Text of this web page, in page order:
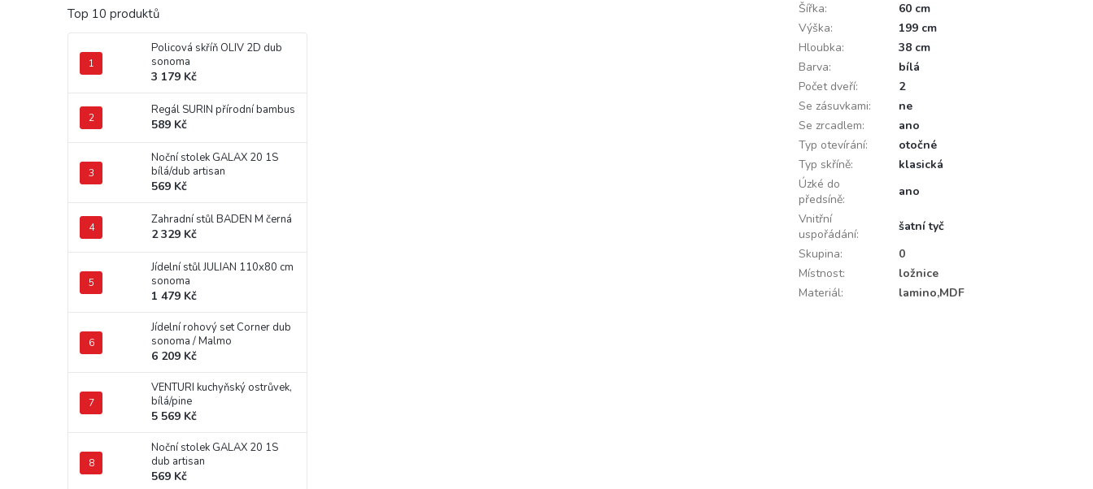
Top 10 produktů
Policová skříň OLIV 2D dub
sonoma
3 179 Kč
Regál SURIN přírodní bambus
589 Kč
Noční stolek GALAX 20 1S
bílá/dub artisan
569 Kč
Zahradní stůl BADEN M černá
2 329 Kč
Jídelní stůl JULIAN 110x80 cm
sonoma
1 479 Kč
Jídelní rohový set Corner dub
sonoma / Malmo
6 209 Kč
VENTURI kuchyňský ostrůvek,
bílá/pine
5 569 Kč
Noční stolek GALAX 20 1S
dub artisan
569 Kč
Šířka:
60 cm
Výška:
199 cm
Hloubka:
38 cm
Barva:
bílá
Počet dveří:
2
Se zásuvkami:
ne
Se zrcadlem:
ano
Typ otevírání:
otočné
Typ skříně:
klasická
Úzké do
předsíně:
ano
Vnitřní
uspořádání:
šatní tyč
Skupina:
0
Místnost:
ložnice
Materiál: lamino,MDF